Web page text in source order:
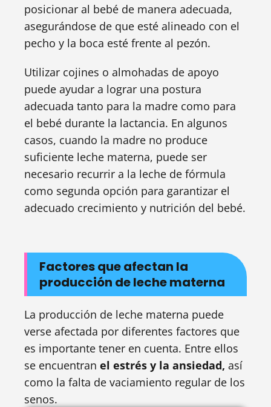
posicionar al bebé de manera adecuada,
asegurándose de que esté alineado con el
pecho y la boca esté frente al pezón.
Utilizar cojines o almohadas de apoyo
puede ayudar a lograr una postura
adecuada tanto para la madre como para
el bebé durante la lactancia. En algunos
casos, cuando la madre no produce
suficiente leche materna, puede ser
necesario recurrir a la leche de fórmula
como segunda opción para garantizar el
adecuado crecimiento y nutrición del bebé.
Factores que afectan la
producción de leche materna
La producción de leche materna puede
verse afectada por diferentes factores que
es importante tener en cuenta. Entre ellos
se encuentran el estrés y la ansiedad, así
como la falta de vaciamiento regular de los
senos.